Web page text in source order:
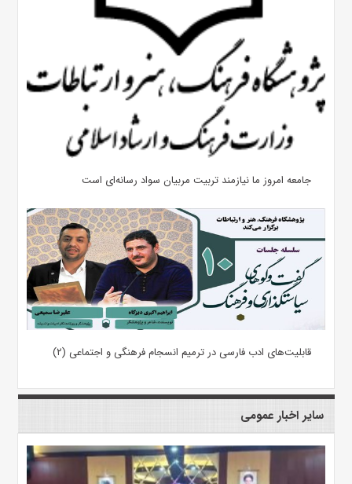
جامعه امروز ما نیازمند تربیت مربیان سواد رسانه‌ای است
قابلیت‌های ادب فارسی در ترمیم انسجام فرهنگی و اجتماعی (۲)
سایر اخبار عمومی